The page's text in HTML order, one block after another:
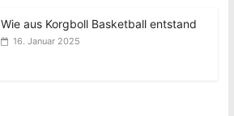
Wie aus Korgboll Basketball entstand
16. Januar 2025